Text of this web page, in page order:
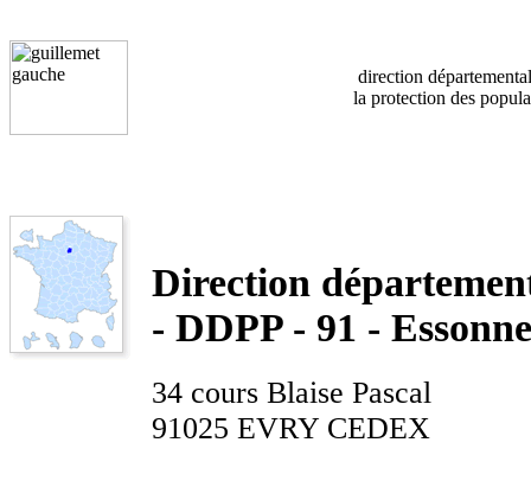
direction
la protection des
Direction
- DDPP - 91 - Essonne
34 cours Blaise Pascal
91025 EVRY CEDEX